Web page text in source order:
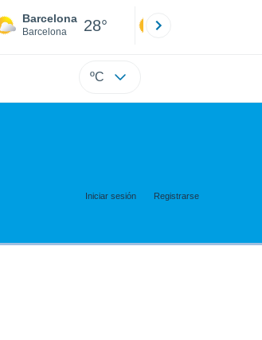
Barcelona
Barcelona 28°
ºC
Iniciar sesión Registrarse